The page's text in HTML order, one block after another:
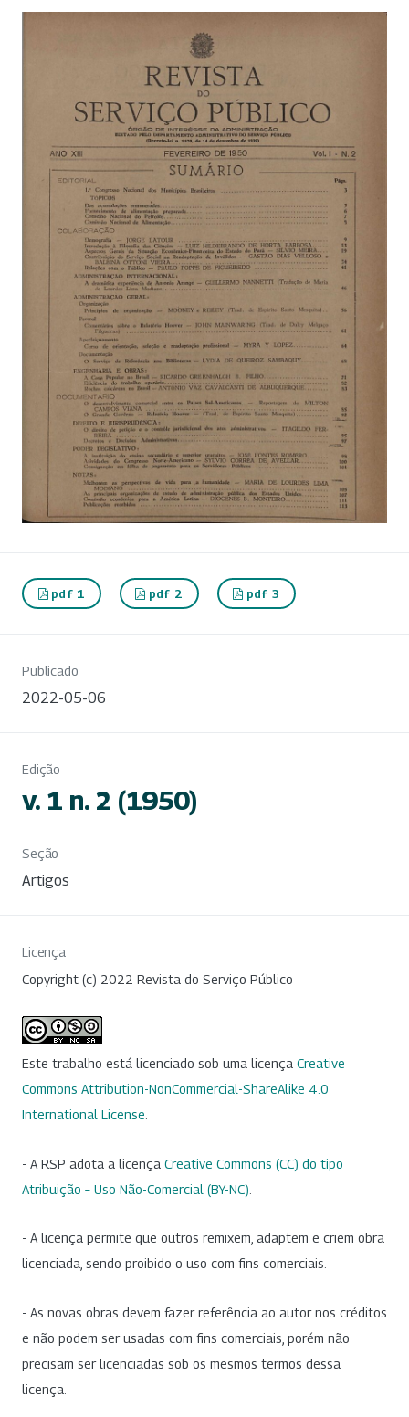
pdf 1 pdf 2 pdf 3
Publicado
2022-05-06
Edição
v. 1 n. 2 (1950)
Seção
Artigos
Licença
Copyright (c) 2022 Revista do Serviço Público
Este trabalho está licenciado sob uma licença Creative
Commons Attribution-NonCommercial-ShareAlike 4.0
International License
- A RSP adota a licença Creative Commons (CC) do tipo
Atribuição – Uso Não-Comercial (BY-NC)
- A licença permite que outros remixem, adaptem e criem obra
licenciada, sendo proibido o uso com fins comerciais.
- As novas obras devem fazer referência ao autor nos créditos
e não podem ser usadas com fins comerciais, porém não
precisam ser licenciadas sob os mesmos termos dessa
licença.